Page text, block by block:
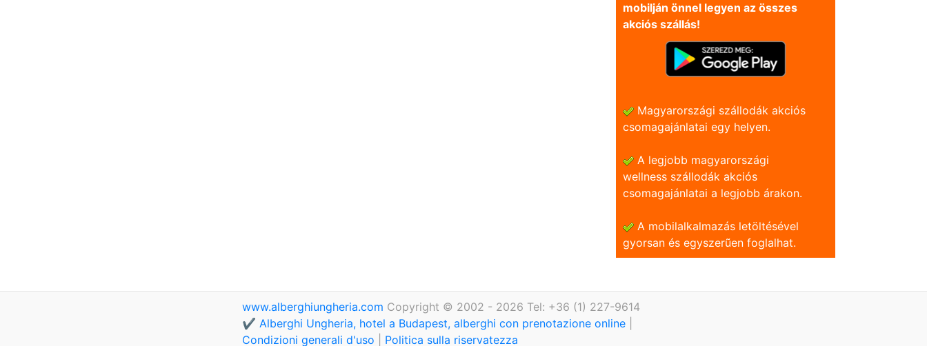
mobilján önnel legyen az összes
akciós szállás!
Magyarországi szállodák akciós
csomagajánlatai egy helyen.
A legjobb magyarországi
wellness szállodák akciós
csomagajánlatai a legjobb árakon.
A mobilalkalmazás letöltésével
gyorsan és egyszerũen foglalhat.
www.alberghiungheria.com Copyright © 2002 - 2026 Tel: +36 (1) 227-9614
✔️ Alberghi Ungheria, hotel a Budapest, alberghi con prenotazione online
Condizioni generali d'uso
Politica sulla riservatezza